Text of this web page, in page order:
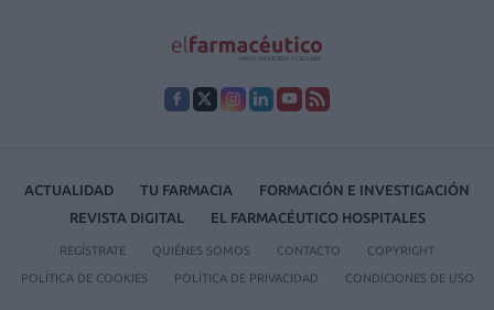
ACTUALIDAD TU FARMACIA
FORMACIÓN E INVESTIGACIÓN
REVISTA DIGITAL
EL FARMACÉUTICO HOSPITALES
REGÍSTRATE QUIÉNES SOMOS CONTACTO COPYRIGHT
POLÍTICA DE COOKIES POLÍTICA DE PRIVACIDAD CONDICIONES DE USO